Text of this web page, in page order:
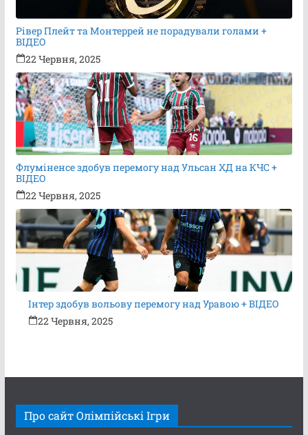
Рівер Плейт та Монтеррей не порадували голами +
ВІДЕО
22 Червня, 2025
Флуміненсе здобув перемогу над Ульсан ХД на КЧС +
ВІДЕО
22 Червня, 2025
Інтер здобув вольову перемогу над Уравою + ВІДЕО
22 Червня, 2025
Про сайт Олімпійські Ігри